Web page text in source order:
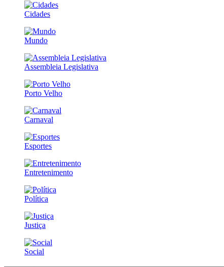
Cidades
Mundo
Assembleia Legislativa
Porto Velho
Carnaval
Esportes
Entretenimento
Política
Justiça
Social